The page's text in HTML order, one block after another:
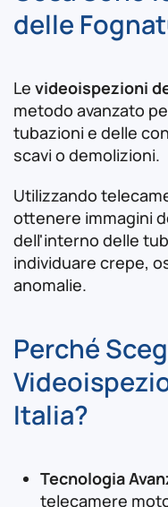
delle
Le videoispezioni
metodo avanzato
tubazioni e delle
scavi o demolizioni.
Utilizzando
ottenere immagini
dell'interno delle
individuare crepe,
anomalie.
Perché
Italia?
Tecnologia
telecamere